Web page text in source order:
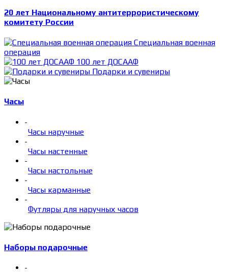
20 лет Национальному антитеррористическому
комитету России
Специальная военная
операция
100 лет ДОСААФ
Подарки и сувениры
Часы
-
Часы наручные
-
Часы настенные
-
Часы настольные
-
Часы карманные
-
Футляры для наручных часов
Наборы подарочные
-